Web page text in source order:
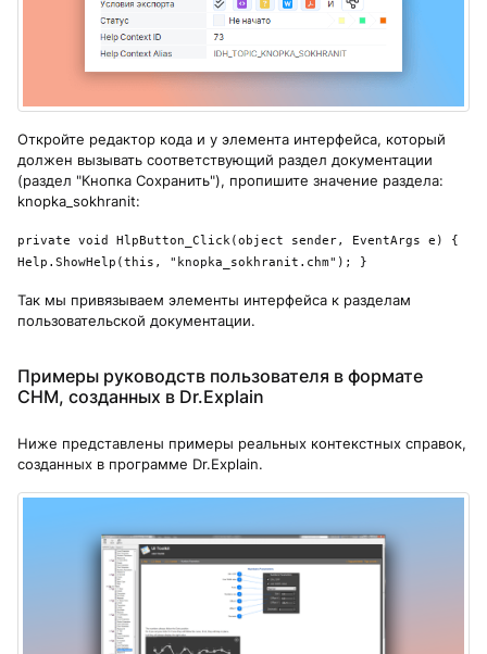
Откройте редактор кода и у элемента интерфейса, который
должен вызывать соответствующий раздел документации
(раздел "Кнопка Сохранить"), пропишите значение раздела:
knopka_sokhranit:
private void HlpButton_Click(object sender, EventArgs e) {
Help.ShowHelp(this, "knopka_sokhranit.chm"); }
Так мы привязываем элементы интерфейса к разделам
пользовательской документации.
Примеры руководств пользователя в формате
CHM, созданных в Dr.Explain
Ниже представлены примеры реальных контекстных справок,
созданных в программе Dr.Explain.